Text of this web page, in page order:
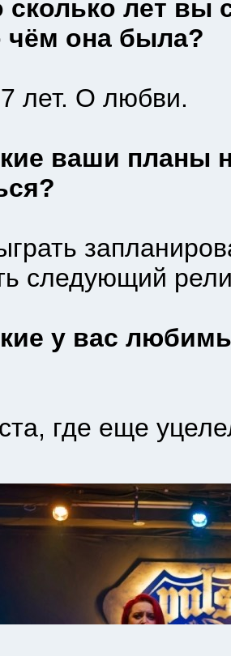
сколько лет вы
чём она была?
О любви.
ваши планы
следующий
у вас
еще